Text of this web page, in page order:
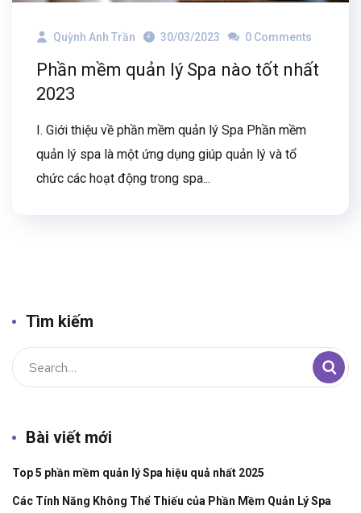
Quỳnh Anh Trần 30/03/2023 0 Comments
Phần mềm quản lý Spa nào tốt nhất
2023
I. Giới thiệu về phần mềm quản lý Spa Phần mềm
quản lý spa là một ứng dụng giúp quản lý và tổ
chức các hoạt động trong spa...
Tìm kiếm
Bài viết mới
Top 5 phần mềm quản lý Spa hiệu quả nhất 2025
Các Tính Năng Không Thể Thiếu của Phần Mềm Quản Lý Spa